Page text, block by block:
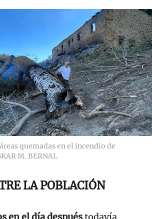
quemadas en el incendio de
M. BERNAL
LA POBLACIÓN